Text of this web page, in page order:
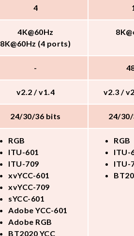
4 1
4K@60Hz
8K@60Hz (4 ports)
-
v2.2 / v1.4 v2.3 /
24/30/36 bits 24/
RGB
ITU-601
ITU-709
xvYCC-601
xvYCC-709
sYCC-601
Adobe YCC-601
Adobe RGB
BT2020 YCC
RGB
ITU-
ITU-